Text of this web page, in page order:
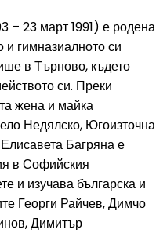
– 23 март 1991) е родена
гимназиалното си
в Търново, където
си. Преки
жена и майка
Недялско, Югоизточна
Елисавета Багряна е
в Софийския
и изучава българска и
Георги Райчев, Димчо
Димитър